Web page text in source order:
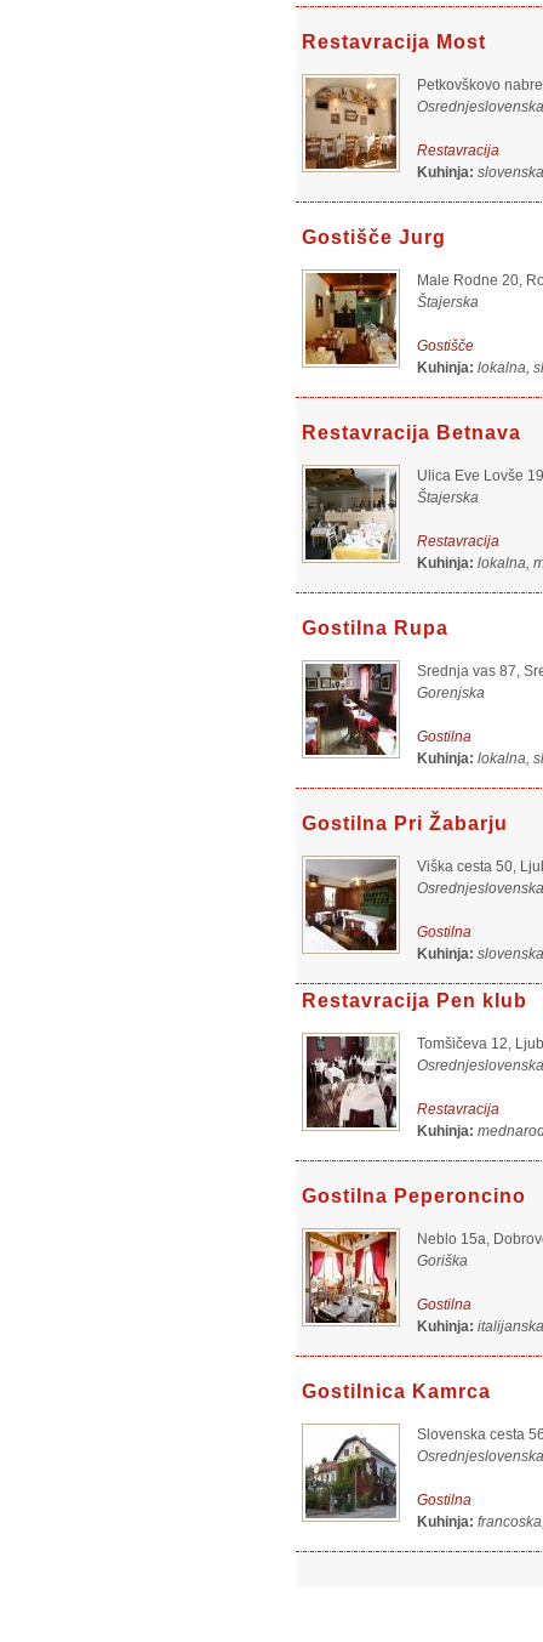
Restavracija Most
Petkovškovo
Osrednjeslovenska
Restavracija
Kuhinja:
Gostišče Jurg
Male Rodne 20,
Štajerska
Gostišče
Kuhinja: lokalna,
Restavracija Betnava
Ulica Eve Lovše
Štajerska
Restavracija
Kuhinja: lokalna,
Gostilna Rupa
Srednja vas 87,
Gorenjska
Gostilna
Kuhinja: lokalna,
Gostilna Pri Žabarju
Viška cesta 50,
Osrednjeslovenska
Gostilna
Kuhinja:
Restavracija Pen klub
Tomšičeva 12,
Osrednjeslovenska
Restavracija
Kuhinja:
Gostilna Peperoncino
Neblo 15a,
Goriška
Gostilna
Kuhinja:
Gostilnica Kamrca
Slovenska cesta
Osrednjeslovenska
Gostilna
Kuhinja: